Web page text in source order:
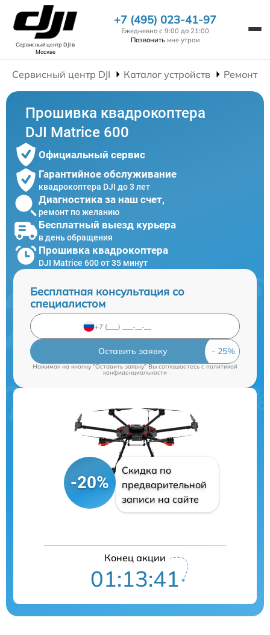
Сервисный центр DJIв
Москве
+7 (495) 023-41-97
Ежедневно с 9:00 до 21:00
Позвонить мне утром
Сервисный центр DJI Каталог устройств Ремонт
Прошивка квадрокоптера
DJI Matrice 600
Официальный сервис
Гарантийное обслуживание
квадрокоптера DJI до 3 лет
Диагностика за наш счет,
ремонт по желанию
Бесплатный выезд курьера
в день обращения
Прошивка квадрокоптера
DJI Matrice 600 от 35 минут
Бесплатная консультация со
специалистом
Оставить заявку
Нажимая на кнопку "Оставить заявку" Вы соглашаетесь cполитикой
конфиденциальности
-20%
Скидка по
предварительной
записи на сайте
Конец акции
01:13:40